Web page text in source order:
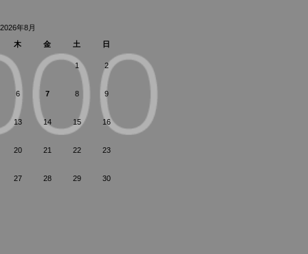
2026年8月
木
金 土 日
1 2
6 7 8 9
13 14 15 16
20 21 22 23
27 28 29 30